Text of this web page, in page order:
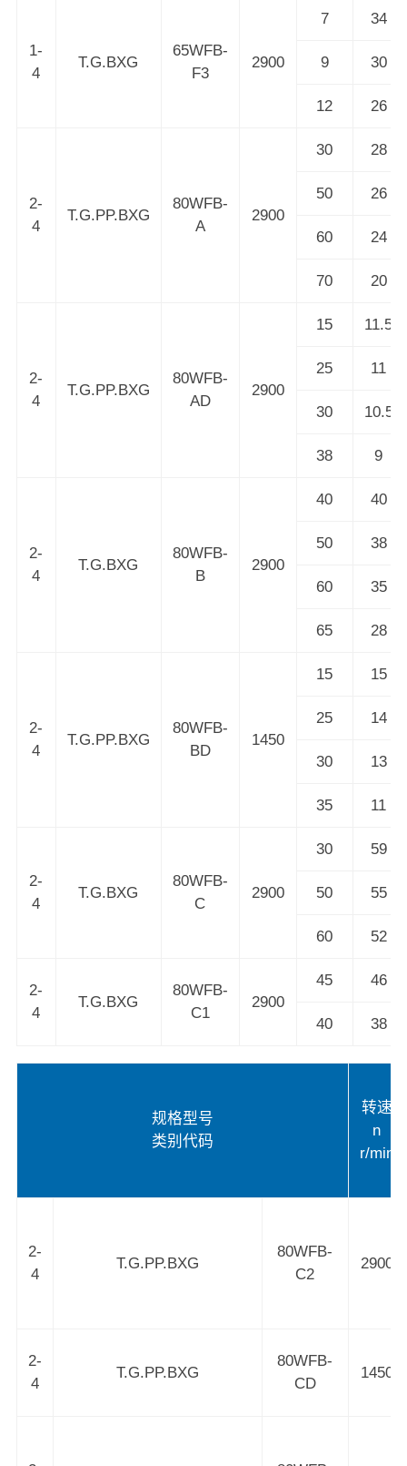
1-
4
T.G.BXG
65WFB-
F3
2900
7 34
9 30
12 26
2-
4
T.G.PP.BXG
80WFB-
A
2900
30 28
50 26
60 24
70 20
2-
4
T.G.PP.BXG
80WFB-
AD
2900
15 11.5
25 11
30 10.5
38 9
2-
4
T.G.BXG
80WFB-
B
2900
40 40
50 38
60 35
65 28
2-
4
T.G.PP.BXG
80WFB-
BD
1450
15 15
25 14
30 13
35 11
2-
4
T.G.BXG
80WFB-
C
2900
30 59
50 55
60 52
2-
4
T.G.BXG
80WFB-
C1
2900
45 46
40 38
规格型号
类别代码
转速
n
r/min
2-
4
T.G.PP.BXG
80WFB-
C2
2900
2-
4
T.G.PP.BXG
80WFB-
CD
1450